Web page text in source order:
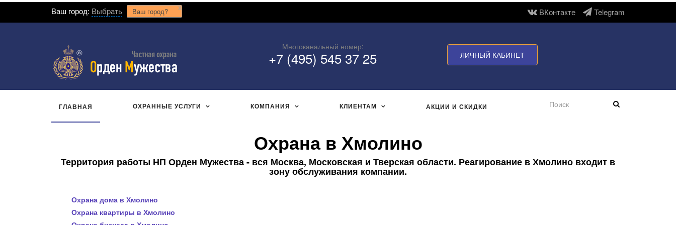
Ваш город: Выбрать Ваш город? x ВКонтакте Telegram
Многоканальный номер:
+7 (495) 545 37 25 ЛИЧНЫЙ КАБИНЕТ
ГЛАВНАЯ ОХРАННЫЕ УСЛУГИ КОМПАНИЯ КЛИЕНТАМ АКЦИИ И СКИДКИ
Охрана в Хмолино
Территория работы НП Орден Мужества - вся Москва, Московская и Тверская области. Реагирование в Хмолино входит в
зону обслуживания компании.
Охрана дома в Хмолино
Охрана квартиры в Хмолино